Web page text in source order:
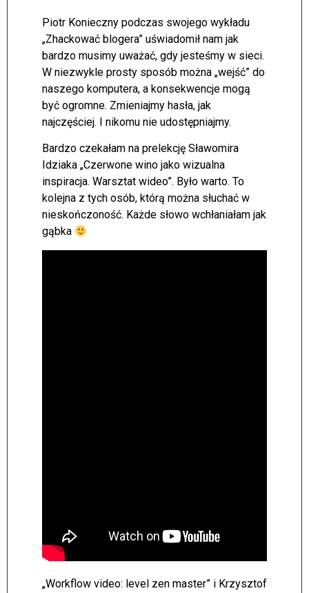
Piotr Konieczny podczas swojego wykładu
„Zhackować blogera” uświadomił nam jak
bardzo musimy uważać, gdy jesteśmy w sieci.
W niezwykle prosty sposób można „wejść” do
naszego komputera, a konsekwencje mogą
być ogromne. Zmieniajmy hasła, jak
najczęściej. I nikomu nie udostępniajmy.
Bardzo czekałam na prelekcję Sławomira
Idziaka „Czerwone wino jako wizualna
inspiracja. Warsztat wideo”. Było warto. To
kolejna z tych osób, którą można słuchać w
nieskończoność. Każde słowo wchłaniałam jak
gąbka
„Workflow video: level zen master” i Krzysztof